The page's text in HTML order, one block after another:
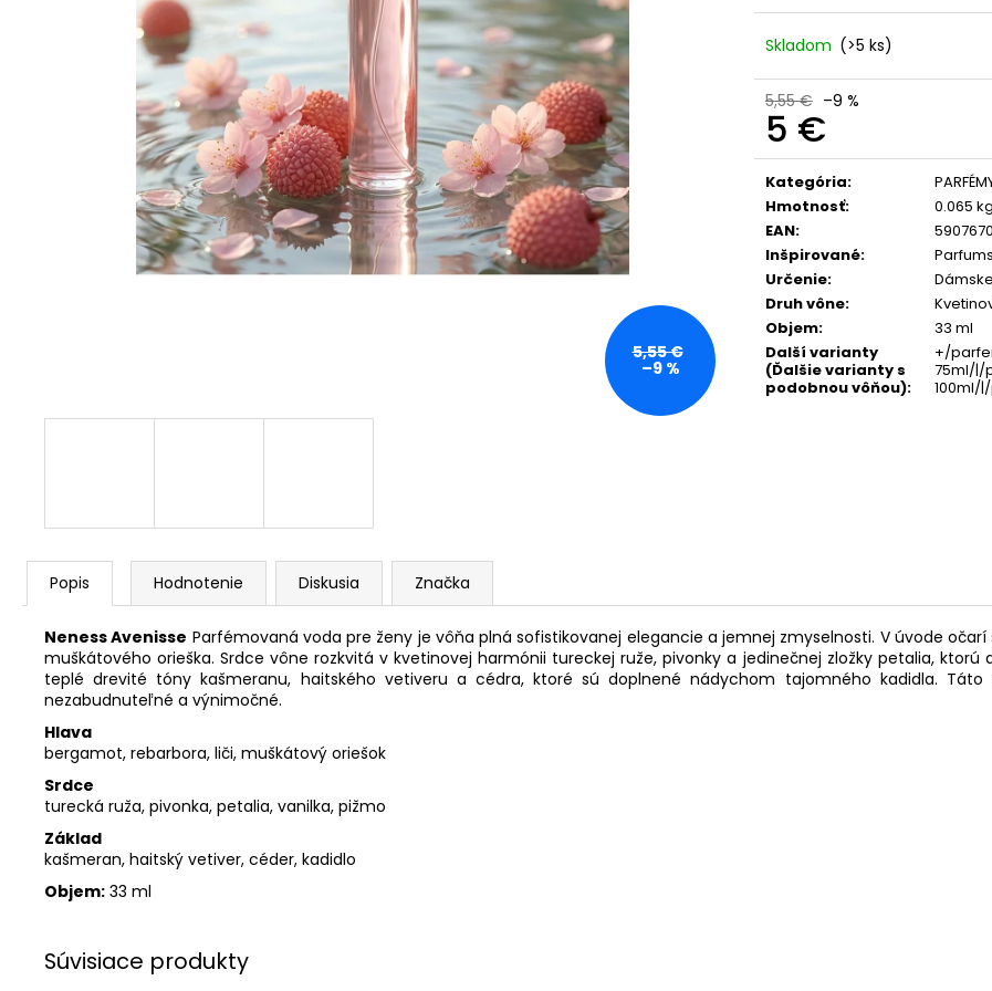
Skladom (>5 ks)
5,55 € –9 %
5 €
Jednotková
cena:
Kategória:
Hmotnosť:
0.065 kg
EAN:
Inšpirované:
Určenie:
Druh vône:
Objem:
33 ml
Další varianty
(Ďalšie varianty s
podobnou vôňou):
+/
75ml/|/
100ml/
5,55 €
–9 %
Popis Hodnotenie Diskusia Značka
Neness Avenisse Parfémovaná voda pre ženy je vôňa plná sofistikovanej elegancie a jemnej zmyselnosti. V úvode
muškátového orieška. Srdce vône rozkvitá v kvetinovej harmónii tureckej ruže, pivonky a jedinečnej zložky petalia,
teplé drevité tóny kašmeranu, haitského vetiveru a cédra, ktoré sú doplnené nádychom tajomného kadidla.
nezabudnuteľné a výnimočné.
Hlava
bergamot, rebarbora, liči, muškátový oriešok
Srdce
turecká ruža, pivonka, petalia, vanilka, pižmo
Základ
kašmeran, haitský vetiver, céder, kadidlo
Objem: 33 ml
SOL DE VERANO SWEET APPLE BODY
MIST
12 €
365 DAYS FOR MEN PARFUM S
FEROMÓNMI PRE MUŽOV 50 ML
46,80 €
36 €